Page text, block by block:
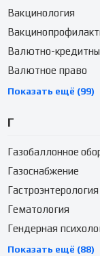
Вакцинология
Валютно-
Валютное право
Показать ещё (99)
Г
Газобаллонное
Газоснабжение
Гастроэнтерология
Гематология
Гендерная
Показать ещё (88)